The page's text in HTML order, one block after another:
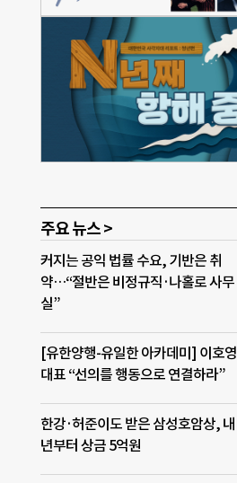
주요 뉴스 >
커지는 공익 법률 수요, 기반은 취
약…“절반은 비정규직·나홀로 사무
실”
[유한양행-유일한 아카데미] 이호영
대표 “선의를 행동으로 연결하라”
한강·허준이도 받은 삼성호암상, 내
년부터 상금 5억원